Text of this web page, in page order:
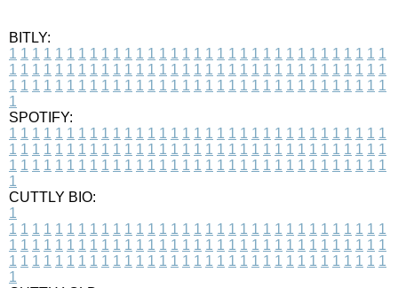
BITLY:
1 1 1 1 1 1 1 1 1 1 1 1 1 1 1 1 1 1 1 1 1 1 1 1 1 1 1 1 1 1 1 1 1
1 1 1 1 1 1 1 1 1 1 1 1 1 1 1 1 1 1 1 1 1 1 1 1 1 1 1 1 1 1 1 1 1
1 1 1 1 1 1 1 1 1 1 1 1 1 1 1 1 1 1 1 1 1 1 1 1 1 1 1 1 1 1 1 1 1
1
SPOTIFY:
1 1 1 1 1 1 1 1 1 1 1 1 1 1 1 1 1 1 1 1 1 1 1 1 1 1 1 1 1 1 1 1 1
1 1 1 1 1 1 1 1 1 1 1 1 1 1 1 1 1 1 1 1 1 1 1 1 1 1 1 1 1 1 1 1 1
1 1 1 1 1 1 1 1 1 1 1 1 1 1 1 1 1 1 1 1 1 1 1 1 1 1 1 1 1 1 1 1 1
1
CUTTLY BIO:
1
1 1 1 1 1 1 1 1 1 1 1 1 1 1 1 1 1 1 1 1 1 1 1 1 1 1 1 1 1 1 1 1 1
1 1 1 1 1 1 1 1 1 1 1 1 1 1 1 1 1 1 1 1 1 1 1 1 1 1 1 1 1 1 1 1 1
1 1 1 1 1 1 1 1 1 1 1 1 1 1 1 1 1 1 1 1 1 1 1 1 1 1 1 1 1 1 1 1 1
1